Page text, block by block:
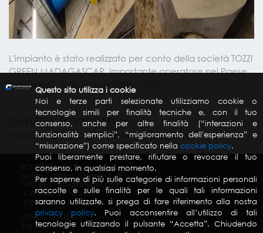
L'impianto è stato realizzato per conto della società TOZZI
GREEN MADAGASCAR, importante operatore nel Paese
nel campo delle Energie Rinnovabili.
GALLERIA FOTOGRAFICA
Visualizza le immagine relative al progetto
SONDRIO - ITALY
Lungo Mallero Cadorna 49
info@salvettigraneroli.com
+39 0342 21 16 25
+39 0342 51 90 70
LANZADA - ITALY
Via Palù 414
Questo sito utilizza i cookie
Noi e terze parti selezionate utilizziamo cookie o
tecnologie simili per finalità tecniche e, con il tuo
consenso, anche per altre finalità (“interazioni e
funzionalità semplici”, “miglioramento dell'esperienza” e
“misurazione”) come specificato nella cookie policy.
Puoi liberamente prestare, rifiutare o revocare il tuo
consenso, in qualsiasi momento.
Per saperne di più sulle categorie di informazioni personali
raccolte e sulle finalità per le quali tali informazioni
saranno utilizzate, si prega di fare riferimento alla nostra
privacy policy. Puoi acconsentire all’utilizzo di tali
tecnologie utilizzando il pulsante “Accetta”. Chiudendo